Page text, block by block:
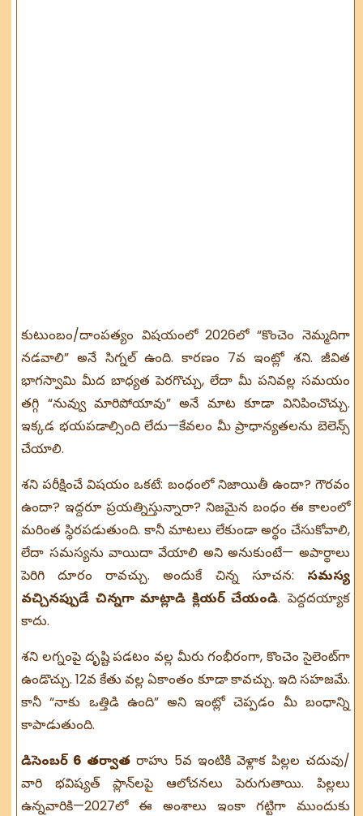
కుటుంబం/దాంపత్యం విషయంలో 2026లో “కొంచెం నెమ్మదిగా
నడవాలి” అనే సిగ్నల్ ఉంది. కారణం 7వ ఇంట్లో శని. జీవిత
భాగస్వామి మీద బాధ్యత పెరగొచ్చు, లేదా మీ పనివల్ల సమయం
తగ్గి “నువ్వు మారిపోయావు” అనే మాట కూడా వినిపించొచ్చు.
ఇక్కడ భయపడాల్సింది లేదు—కేవలం మీ ప్రాధాన్యతలను బెలెన్స్
చేయాలి.
శని పరీక్షించే విషయం ఒకటే: బంధంలో నిజాయితీ ఉందా? గౌరవం
ఉందా? ఇద్దరూ ప్రయత్నిస్తున్నారా? నిజమైన బంధం ఈ కాలంలో
మరింత స్థిరపడుతుంది. కానీ మాటలు లేకుండా అర్థం చేసుకోవాలి,
లేదా సమస్యను వాయిదా వేయాలి అని అనుకుంటే— అపార్థాలు
పెరిగి దూరం రావచ్చు. అందుకే చిన్న సూచన: సమస్య
వచ్చినప్పుడే చిన్నగా మాట్లాడి క్లియర్ చేయండి. పెద్దదయ్యాక
కాదు.
శని లగ్నంపై దృష్టి పడటం వల్ల మీరు గంభీరంగా, కొంచెం సైలెంట్‌గా
ఉండొచ్చు. 12వ కేతు వల్ల ఏకాంతం కూడా కావచ్చు. ఇది సహజమే.
కానీ “నాకు ఒత్తిడి ఉంది” అని ఇంట్లో చెప్పడం మీ బంధాన్ని
కాపాడుతుంది.
డిసెంబర్ 6 తర్వాత రాహు 5వ ఇంటికి వెళ్లాక పిల్లల చదువు/
వారి భవిష్యత్ ప్లాన్‌లపై ఆలోచనలు పెరుగుతాయి. పిల్లలు
ఉన్నవారికి—2027లో ఈ అంశాలు ఇంకా గట్టిగా ముందుకు